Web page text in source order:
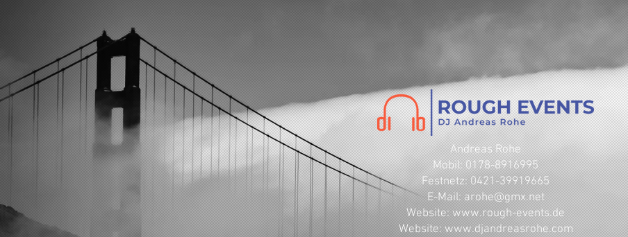
Andreas Rohe
Mobil: 0178-8916995
Festnetz: 0421-39919665
E-Mail: arohe@gmx.net
​Website: www.rough-events.de
Website: www.djandreasrohe.com